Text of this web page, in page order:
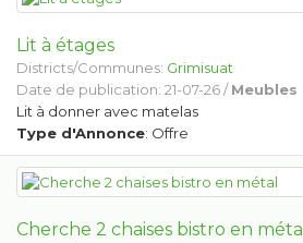
Lit à étages
Districts/Communes: Grimisuat
Date de publication: 21-07-26 /Meubles
Lit à donner avec matelas
Type d'Annonce: Offre
Cherche 2 chaises bistro en métal